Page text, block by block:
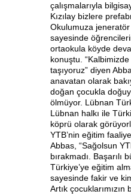
çalışmalarıyla
Kızılay bizlere
Okulumuza jeneratör
sayesinde
ortaokula köyde
konuştu.
taşıyoruz” diyen
anavatan olarak
doğan çocukla
ölmüyor. Lübnan
Lübnan halkı ile
köprü olarak
YTB’nin eğitim
Abbas, “Sağolsun
bırakmadı. Başarılı
Türkiye’ye eğitim
sayesinde fakir ve
Artık çocuklarımızın